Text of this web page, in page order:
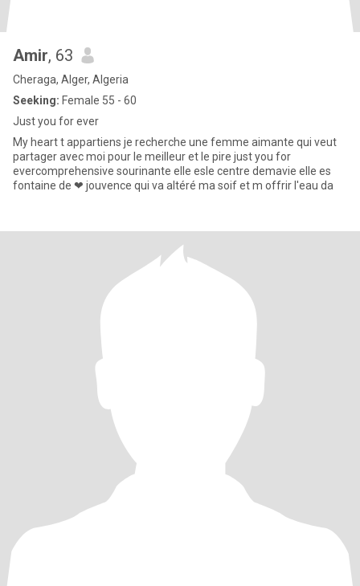
Amir, 63
Cheraga, Alger, Algeria
Seeking: Female 55 - 60
Just you for ever
My heart t appartiens je recherche une femme aimante qui veut
partager avec moi pour le meilleur et le pire just you for
evercomprehensive sourinante elle esle centre demavie elle es
fontaine de ❤ jouvence qui va altéré ma soif et m offrir l'eau da